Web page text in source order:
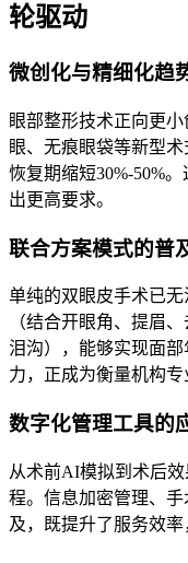
轮驱动
微创化与精细化趋
眼部整形技术正向更
眼、无痕眼袋等新型
恢复期缩短30%-50%
出更高要求。
联合方案模式的普
单纯的双眼皮手术已
（结合开眼角、提眉
泪沟），能够实现面
力，正成为衡量机构专
数字化管理工具的
从术前AI模拟到术后
程。信息加密管理、
及，既提升了服务效率